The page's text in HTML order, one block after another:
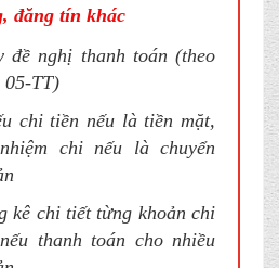
đăng tín khác
đề nghị thanh toán (theo
05-TT)
chi tiền nếu là tiền mặt,
chi nếu là chuyển
kê chi tiết từng khoản chi
thanh toán cho nhiều